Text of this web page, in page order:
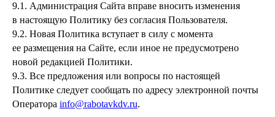
9.1. Администрация Сайта вправе вносить изменения
в настоящую Политику без согласия Пользователя.
9.2. Новая Политика вступает в силу с момента
ее размещения на Сайте, если иное не предусмотрено
новой редакцией Политики.
9.3. Все предложения или вопросы по настоящей
Политике следует сообщать по адресу электронной почты
Оператора info@rabotavkdv.ru.